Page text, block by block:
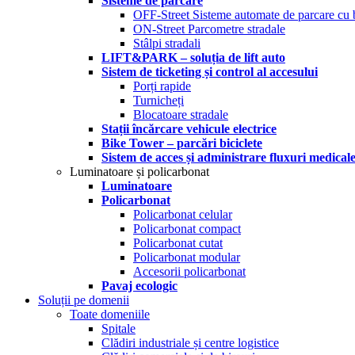
OFF-Street Sisteme automate de parcare cu
ON-Street Parcometre stradale
Stâlpi stradali
LIFT&PARK – soluția de lift auto
Sistem de ticketing și control al accesului
Porți rapide
Turnicheți
Blocatoare stradale
Stații încărcare vehicule electrice
Bike Tower – parcări biciclete
Sistem de acces și administrare fluxuri medicale
Luminatoare și policarbonat
Luminatoare
Policarbonat
Policarbonat celular
Policarbonat compact
Policarbonat cutat
Policarbonat modular
Accesorii policarbonat
Pavaj ecologic
Soluții pe domenii
Toate domeniile
Spitale
Clădiri industriale și centre logistice